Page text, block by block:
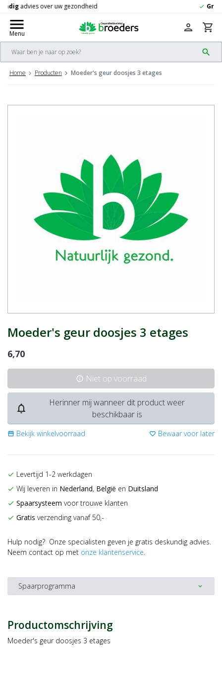
check Gratisverzending vanaf 50,-
menu
Menu
search
person shopping_cart
Home Producten Moeder's geur doosjes 3 etages
Moeder's geur doosjes 3 etages
6,70
info Niet op voorraad
notifications_none
Herinner mij wanneer dit product weer
beschikbaar is
storefront Bekijk winkelvoorraad favorite_border Bewaar voor later
check Levertijd 1-2 werkdagen
check Wij leveren in Nederland, België en Duitsland
check Spaarsysteem voor trouwe klanten
check Gratis verzending vanaf 50,-
Hulp nodig? Onze specialisten geven je gratis deskundig advies.
Neem contact op met onze klantenservice.
Spaarprogramma expand_more
Productomschrijving
Moeder's geur doosjes 3 etages